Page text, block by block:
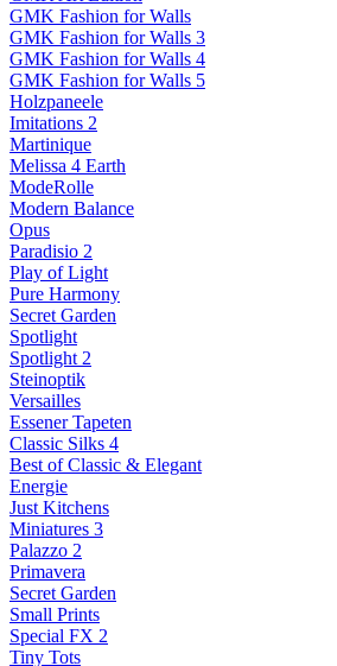
GMK Fashion for Walls
GMK Fashion for Walls 3
GMK Fashion for Walls 4
GMK Fashion for Walls 5
Holzpaneele
Imitations 2
Martinique
Melissa 4 Earth
ModeRolle
Modern Balance
Opus
Paradisio 2
Play of Light
Pure Harmony
Secret Garden
Spotlight
Spotlight 2
Steinoptik
Versailles
Essener Tapeten
Classic Silks 4
Best of Classic & Elegant
Energie
Just Kitchens
Miniatures 3
Palazzo 2
Primavera
Secret Garden
Small Prints
Special FX 2
Tiny Tots